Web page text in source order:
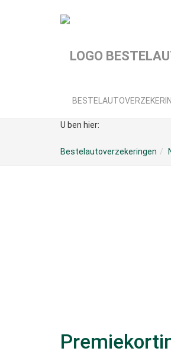
U ben hier:
Bestelautoverzekeringen